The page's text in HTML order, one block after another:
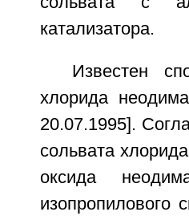
катализатора.
Известен
хлорида
20.07.1995].
сольвата
оксида
изопропилового